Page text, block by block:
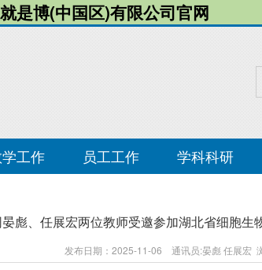
是博(中国区)有限公司官网
工作 员工工作 学科科研
彪、任展宏两位教师受邀参加湖北省细胞生
发布日期：2025-11-06 通讯员:晏彪 任展宏